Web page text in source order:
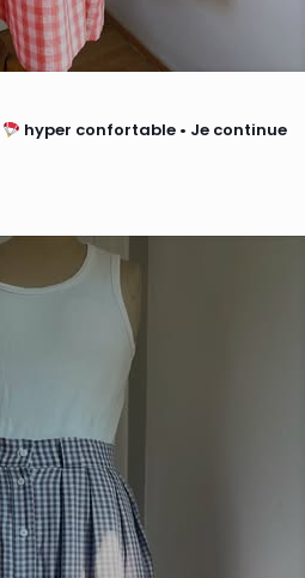
hyper confortable • Je continue